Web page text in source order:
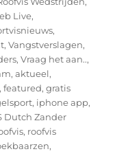
Live,
,
,Vangstverslagen,
,Vraag het aan..,
,aktueel,
,featured,gratis
, iphone app,
Dutch Zander
, roofvis
,